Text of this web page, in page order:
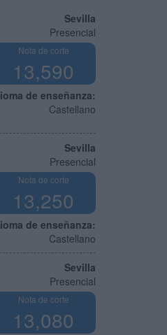
Sevilla
Presencial
Nota de corte
13,590
de enseñanza:
Castellano
Sevilla
Presencial
Nota de corte
13,250
de enseñanza:
Castellano
Sevilla
Presencial
Nota de corte
13,080